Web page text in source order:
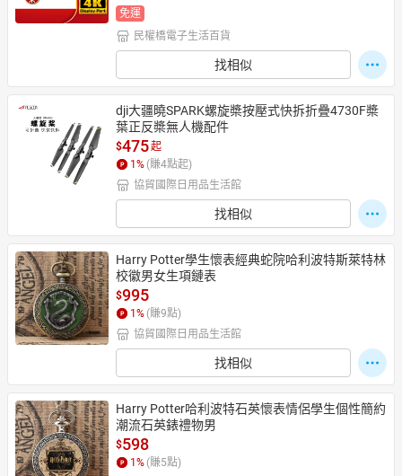
免運
民權橋電子生活百貨
找相似
dji大疆曉SPARK螺旋槳按壓式快拆折疊4730F槳
葉正反槳無人機配件
$475起
1 % (賺4點起)
協貿國際日用品生活館
找相似
Harry Potter學生懷表經典蛇院哈利波特斯萊特林
校徽男女生項鏈表
$995
1 % (賺9點)
協貿國際日用品生活館
找相似
Harry Potter哈利波特石英懷表情侶學生個性簡約
潮流石英錶禮物男
$598
1 % (賺5點)